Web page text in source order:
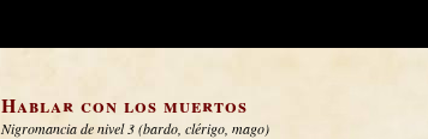
Hablar con los muertos
Nigromancia de nivel 3 (bardo, clérigo, mago)